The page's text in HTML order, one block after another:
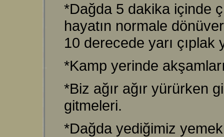
*Dağda 5 dakika içinde
hayatın normale
10 derecede yarı çıplak
*Kamp yerinde
*Biz ağır ağır yürürken
gitmeleri.
*Dağda yediğimiz